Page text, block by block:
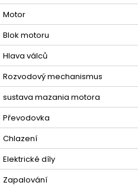
Motor
Blok motoru
Hlava válců
Rozvodový mechanismus
sustava mazania motora
Převodovka
Chlazení
Elektrické díly
Zapalování